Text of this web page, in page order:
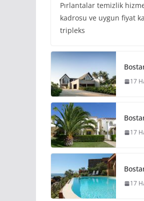
Pırlantalar temizlik
kadrosu ve uygun fiyat
tripleks
17
17
17